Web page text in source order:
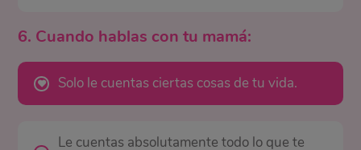
6. Cuando hablas con tu mamá:
Solo le cuentas ciertas cosas de tu vida.
Le cuentas absolutamente todo lo que te